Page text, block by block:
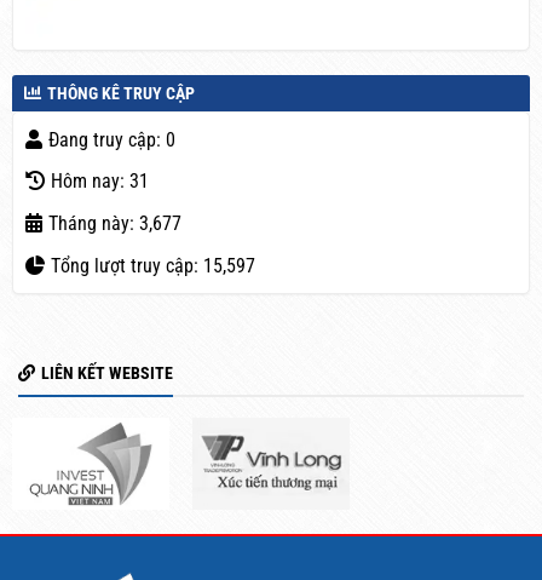
THÔNG KÊ TRUY CẬP
Đang truy cập: 0
Hôm nay: 31
Tháng này: 3,677
Tổng lượt truy cập: 15,597
LIÊN KẾT WEBSITE